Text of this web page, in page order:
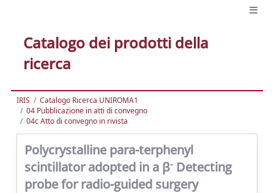
Catalogo dei prodotti della
ricerca
IRIS
Catalogo Ricerca UNIROMA1
04 Pubblicazione in atti di convegno
04c Atto di convegno in rivista
Polycrystalline para-terphenyl
scintillator adopted in a β- Detecting
probe for radio-guided surgery